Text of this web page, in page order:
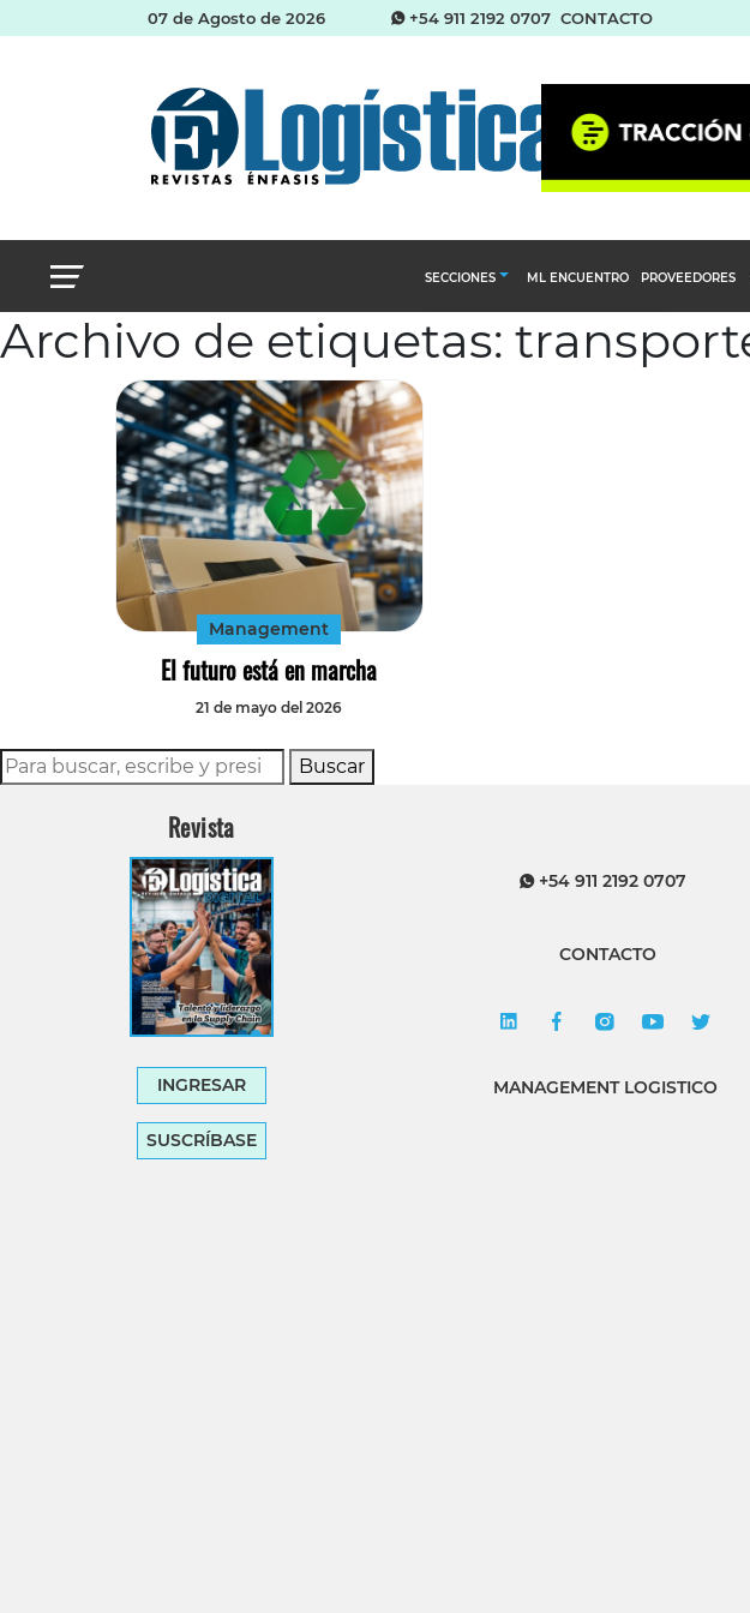
07 de Agosto de 2026 +54 911 2192 0707 CONTACTO
SECCIONES
Abastecimiento y compras
ML ENCUENTRO PROVEEDORES
Archivo de etiquetas:
Management
El futuro está en marcha
21 de mayo del 2026
Buscar
Revista
INGRESAR
SUSCRÍBASE
+54 911 2192 0707
CONTACTO
MANAGEMENT LOGISTICO